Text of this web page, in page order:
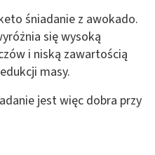
śniadanie z awokado.
się wysoką
i niską zawartością
masy.
jest więc dobra przy